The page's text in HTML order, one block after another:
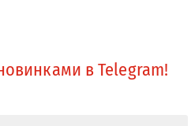
в Telegram!